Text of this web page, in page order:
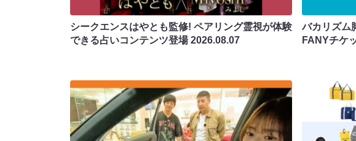
シークエンスはやとも監修! ペアリング霊視が体験
できる占いコンテンツ登場2026.08.07
バカリズム
FANYチケ